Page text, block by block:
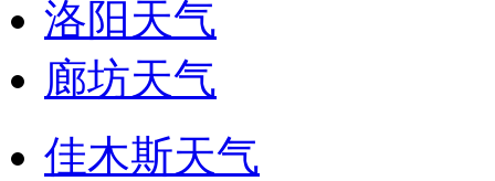
洛阳天气
廊坊天气
佳木斯天气